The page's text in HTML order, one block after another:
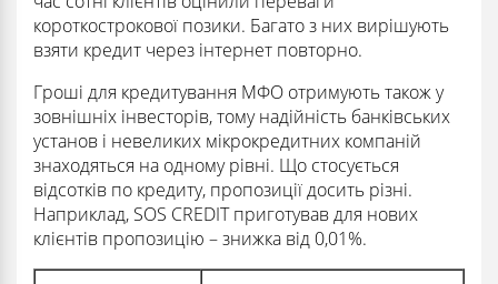
короткострокової позики. Багато з них вирішують
взяти кредит через інтернет повторно.
Гроші для кредитування МФО отримують також у
зовнішніх інвесторів, тому надійність банківських
установ і невеликих мікрокредитних компаній
знаходяться на одному рівні. Що стосується
відсотків по кредиту, пропозиції досить різні.
Наприклад, SOS CREDIT приготував для нових
клієнтів пропозицію – знижка від 0,01%.